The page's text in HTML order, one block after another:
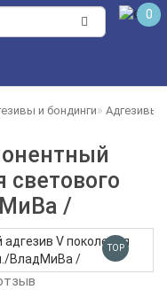
0
и бондинги Адгезивы
светового
/
TOP